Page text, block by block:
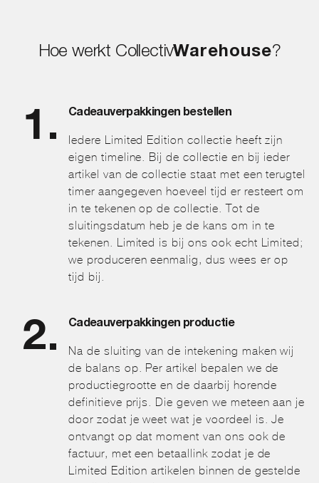
productpagina
Hoe werkt CollectivWarehouse?
Cadeauverpakkingen bestellen
Iedere Limited Edition collectie heeft zijn
eigen timeline. Bij de collectie en bij ieder
artikel van de collectie staat met een terugtel
timer aangegeven hoeveel tijd er resteert om
in te tekenen op de collectie. Tot de
sluitingsdatum heb je de kans om in te
tekenen. Limited is bij ons ook echt Limited;
we produceren eenmalig, dus wees er op
tijd bij.
Cadeauverpakkingen productie
Na de sluiting van de intekening maken wij
de balans op. Per artikel bepalen we de
productiegrootte en de daarbij horende
definitieve prijs. Die geven we meteen aan je
door zodat je weet wat je voordeel is. Je
ontvangt op dat moment van ons ook de
factuur, met een betaallink zodat je de
Limited Edition artikelen binnen de gestelde